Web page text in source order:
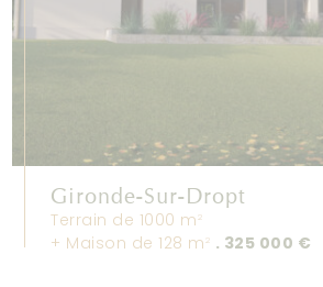
Gironde-Sur-Dropt
Terrain de 1000 m2
+ Maison de 128 m2 . 325 000 €